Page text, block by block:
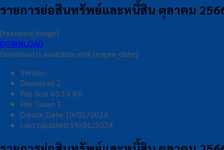
รายการย่อสินทรัพย์และหนี้สิน ตุลาคม
[featured_image]
DOWNLOAD
Download is available until [expire_date]
Version
Download 2
File Size 65.13 KB
File Count 1
Create Date 19/01/2024
Last Updated 19/01/2024